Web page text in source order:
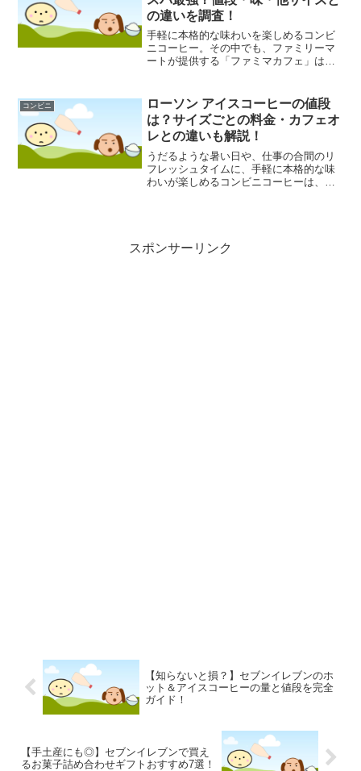
の違いを調査！
手軽に本格的な味わいを楽しめるコンビ
ニコーヒー。その中でも、ファミリーマ
ートが提供する「ファミマカフェ」は、
サイズは「コストパフォーマンスが高
い」という声も聞かれます...
コンビニ
ローソン アイスコーヒーの値段
は？サイズごとの料金・カフェオ
レとの違いも解説！
うだるような暑い日や、仕事の合間のリ
フレッシュタイムに、手軽に本格的な味
わいが楽しめるコンビニコーヒーは、私
スポンサーリンク
【知らないと損？】セブンイレブンのホ
ット＆アイスコーヒーの量と値段を完全
ガイド！
【手土産にも◎】セブンイレブンで買え
るお菓子詰め合わせギフトおすすめ7選！